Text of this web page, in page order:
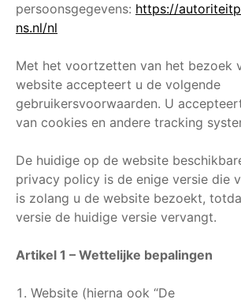
persoonsgegevens: https://
ns.nl/nl
Met het voortzetten van het bezoek
website accepteert u de volgende
gebruikersvoorwaarden. U
van cookies en andere tracking
De huidige op de website
privacy policy is de enige versie die
is zolang u de website bezoekt,
versie de huidige versie vervangt.
Artikel 1 – Wettelijke bepalingen
Website (hierna ook “De